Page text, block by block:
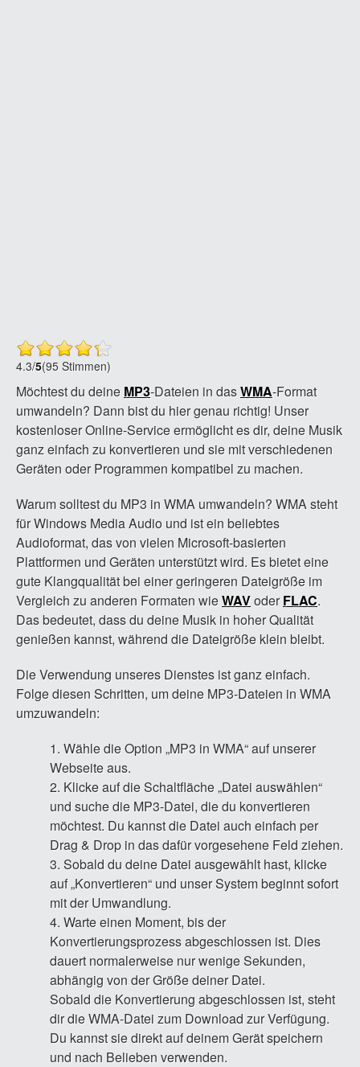
4.3/5(95 Stimmen)
Möchtest du deine MP3-Dateien in dasWMA-Format
umwandeln? Dann bist du hier genau richtig! Unser
kostenloser Online-Service ermöglicht es dir, deine Musik
ganz einfach zu konvertieren und sie mit verschiedenen
Geräten oder Programmen kompatibel zu machen.
Warum solltest du MP3 in WMA umwandeln? WMA steht
für Windows Media Audio und ist ein beliebtes
Audioformat, das von vielen Microsoft-basierten
Plattformen und Geräten unterstützt wird. Es bietet eine
gute Klangqualität bei einer geringeren Dateigröße im
Vergleich zu anderen Formaten wieWAVoderFLAC.
Das bedeutet, dass du deine Musik in hoher Qualität
genießen kannst, während die Dateigröße klein bleibt.
Die Verwendung unseres Dienstes ist ganz einfach.
Folge diesen Schritten, um deine MP3-Dateien in WMA
umzuwandeln:
Wähle die Option „MP3 in WMA“ auf unserer
Webseite aus.
Klicke auf die Schaltfläche „Datei auswählen“
und suche die MP3-Datei, die du konvertieren
möchtest. Du kannst die Datei auch einfach per
Drag & Drop in das dafür vorgesehene Feld ziehen.
Sobald du deine Datei ausgewählt hast, klicke
auf „Konvertieren“ und unser System beginnt sofort
mit der Umwandlung.
Warte einen Moment, bis der
Konvertierungsprozess abgeschlossen ist. Dies
dauert normalerweise nur wenige Sekunden,
abhängig von der Größe deiner Datei.
Sobald die Konvertierung abgeschlossen ist, steht
dir die WMA-Datei zum Download zur Verfügung.
Du kannst sie direkt auf deinem Gerät speichern
und nach Belieben verwenden.